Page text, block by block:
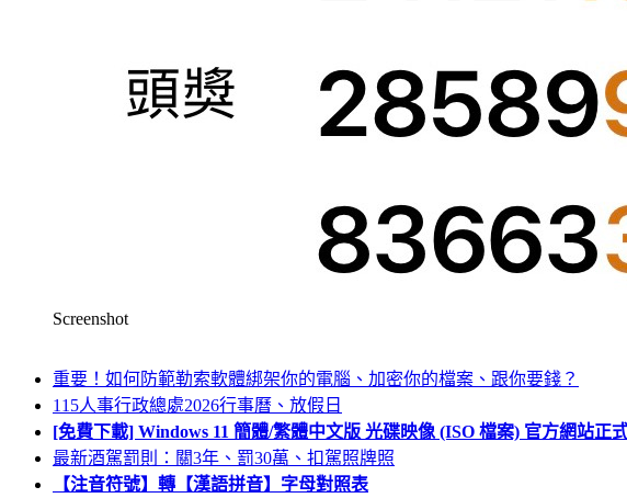
Screenshot
重要！如何防範勒索軟體綁架你的電腦、加密你的檔案、跟你要錢？
115人事行政總處2026行事曆、放假日
[免費下載] Windows 11 簡體/繁體中文版 光碟映像 (ISO 檔案) 官方網站正
最新酒駕罰則：關3年、罰30萬、扣駕照牌照
【注音符號】轉【漢語拼音】字母對照表